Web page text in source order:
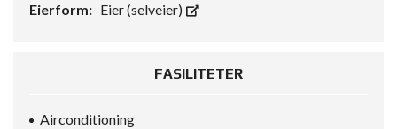
Eierform: Eier (selveier)
FASILITETER
Airconditioning